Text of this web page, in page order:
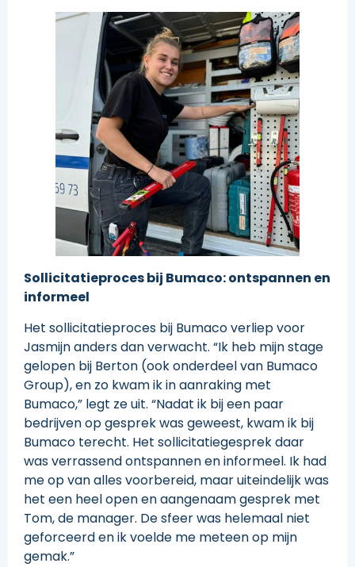
Sollicitatieproces bij Bumaco: ontspannen en
informeel
Het sollicitatieproces bij Bumaco verliep voor
Jasmijn anders dan verwacht. “Ik heb mijn stage
gelopen bij Berton (ook onderdeel van Bumaco
Group), en zo kwam ik in aanraking met
Bumaco,” legt ze uit. “Nadat ik bij een paar
bedrijven op gesprek was geweest, kwam ik bij
Bumaco terecht. Het sollicitatiegesprek daar
was verrassend ontspannen en informeel. Ik had
me op van alles voorbereid, maar uiteindelijk was
het een heel open en aangenaam gesprek met
Tom, de manager. De sfeer was helemaal niet
geforceerd en ik voelde me meteen op mijn
gemak.”